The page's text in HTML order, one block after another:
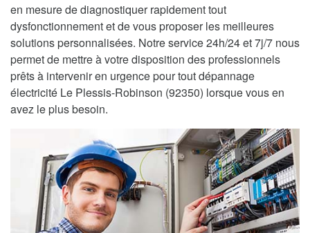
en mesure de diagnostiquer rapidement tout
dysfonctionnement et de vous proposer les meilleures
solutions personnalisées. Notre service 24h/24 et 7j/7 nous
permet de mettre à votre disposition des professionnels
prêts à intervenir en urgence pour tout dépannage
électricité Le Plessis-Robinson (92350) lorsque vous en
avez le plus besoin.